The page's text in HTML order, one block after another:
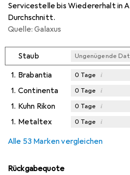
Servicestelle bis Wiedererhalt in
Durchschnitt.
Quelle: Galaxus
Staub Ungenügende
1. Brabantia 0 Tage i
1. Continenta 0 Tage i
1. Kuhn Rikon 0 Tage i
1. Metaltex 0 Tage i
Alle 53 Marken vergleichen
Rückgabequote